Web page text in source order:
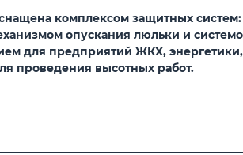
комплексом защитных систем:
опускания люльки и
для предприятий ЖКХ, энергетики,
проведения высотных работ.